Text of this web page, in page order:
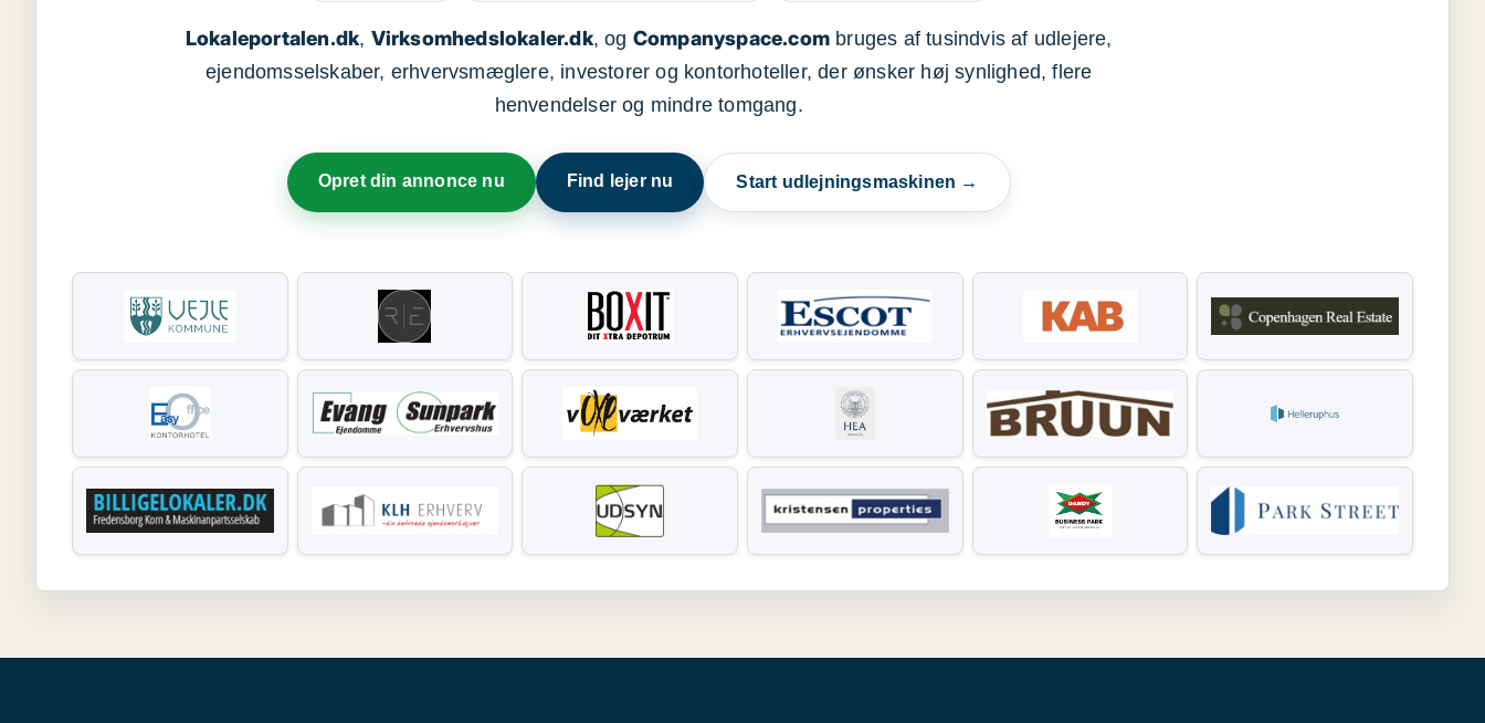
Lokaleportalen.dk, Virksomhedslokaler.dk, og Companyspace.combruges af tusindvis af udlejere,
ejendomsselskaber, erhvervsmæglere, investorer og kontorhoteller, der ønsker høj synlighed, flere
henvendelser og mindre tomgang.
Opret din annonce nu Find lejer nu Start udlejningsmaskinen →